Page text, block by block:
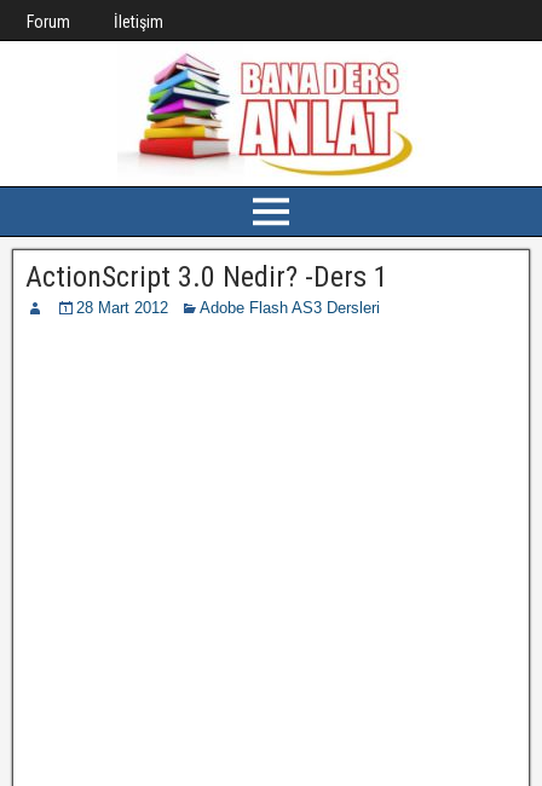
Forum İletişim
ActionScript 3.0 Nedir? -Ders 1
28 Mart 2012 Adobe Flash AS3 Dersleri